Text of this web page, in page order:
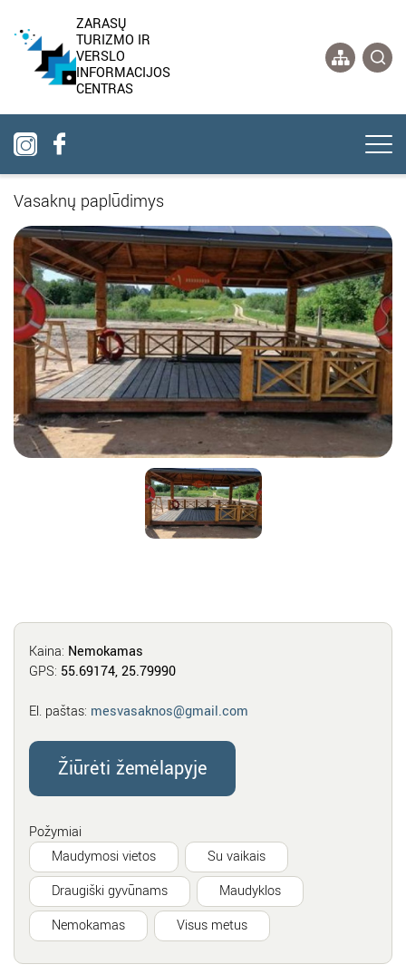
Vasaknų paplūdimys
Kaina: Nemokamas
GPS: 55.69174, 25.79990
El. paštas: mesvasaknos@gmail.com
Žiūrėti žemėlapyje
Požymiai
Maudymosi vietos
Su vaikais
Draugiški gyvūnams
Maudyklos
Nemokamas
Visus metus
ZARASŲ
TURIZMO IR
VERSLO
INFORMACIJOS
CENTRAS